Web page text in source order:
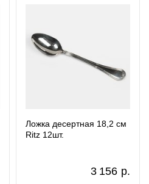
Ложка десертная 18,2 см
Ritz 12шт.
3 156 р.